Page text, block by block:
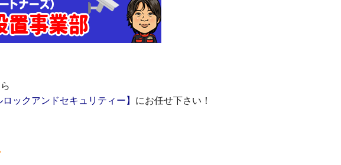
ックアンドセキュリティー】 にお任せ下さい！